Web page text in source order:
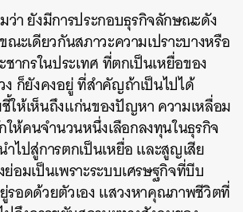
ว่า ยังมีการประกอบธุรกิจลักษณะดัง
ะเดียวกันสภาวะความเปราะบางหรือ
ชากรในประเทศ ที่ตกเป็นเหยื่อของ
ก็ยังคงอยู่ ที่สำคัญถ้าเป็นไปได้
ให้เห็นถึงแก่นของปัญหา ความเหลื่อม
ห้คนจำนวนหนึ่งเลือกลงทุนในธุรกิจ
ำไปสู่การตกเป็นเหยื่อ และสูญเสีย
อมเป็นเพราะระบบเศรษฐกิจที่บีบ
อดด้วยตัวเอง แสวงหาคุณภาพชีวิตที่